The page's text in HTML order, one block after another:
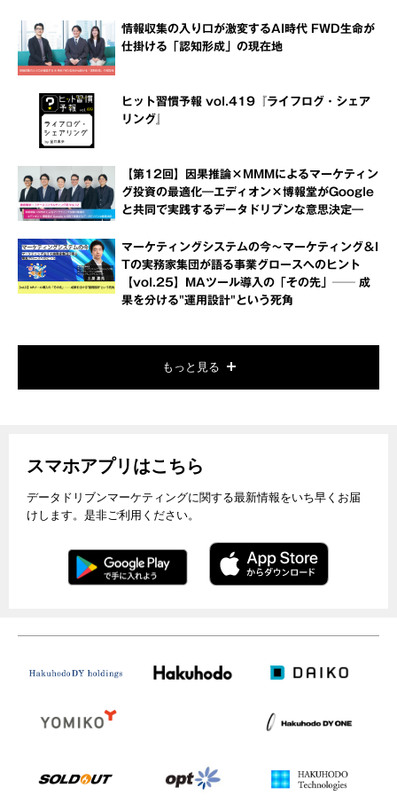
情報収集の入り口が激変するAI時代 FWD生命が
仕掛ける「認知形成」の現在地
ヒット習慣予報 vol.419『ライフログ・シェア
リング』
【第12回】因果推論×MMMによるマーケティン
グ投資の最適化―エディオン×博報堂がGoogle
と共同で実践するデータドリブンな意思決定―
マーケティングシステムの今～マーケティング＆I
Tの実務家集団が語る事業グロースへのヒント
【vol.25】MAツール導入の「その先」── 成
果を分ける"運用設計"という死角
もっと見る
スマホアプリはこちら
データドリブンマーケティングに関する最新情報をいち早くお届
けします。是非ご利用ください。